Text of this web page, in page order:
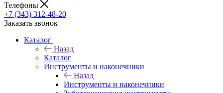
Телефоны
+7 (343) 312-48-20
Заказать звонок
Каталог
Назад
Каталог
Инструменты и наконечники
Назад
Инструменты и наконечники